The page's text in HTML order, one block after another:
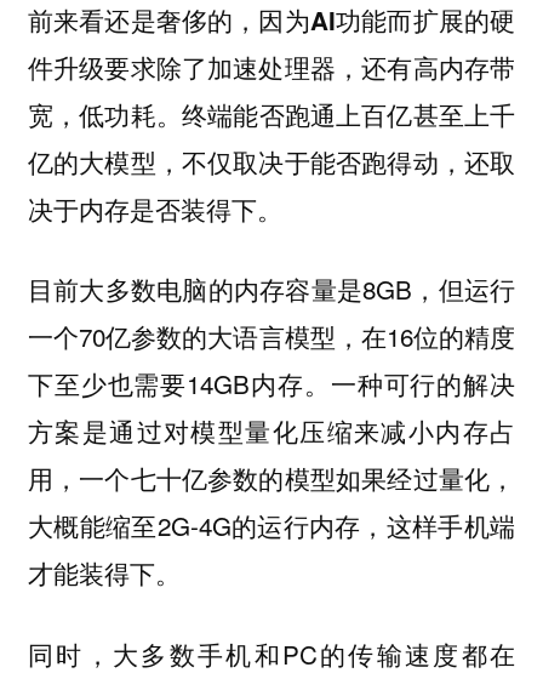
前来看还是奢侈的，因为AI功能而扩展的硬
件升级要求除了加速处理器，还有高内存带
宽，低功耗。 终端能否跑通上百亿甚至上千
亿的大模型，不仅取决于能否跑得动，还取
决于内存是否装得下。
目前大多数电脑的内存容量是8GB，但运行
一个70亿参数的大语言模型，在16位的精度
下至少也需要14GB内存。一种可行的解决
方案是通过对模型量化压缩来减小内存占
用，一个七十亿参数的模型如果经过量化，
大概能缩至2G-4G的运行内存，这样手机端
才能装得下。
同时，大多数手机和PC的传输速度都在